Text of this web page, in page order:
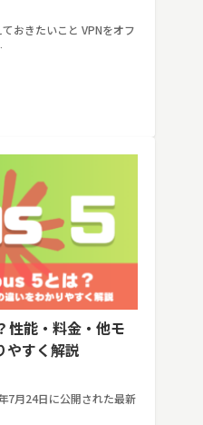
おきたいこと VPNをオフ
能・料金・他モ
やすく解説
7月24日に公開された最新